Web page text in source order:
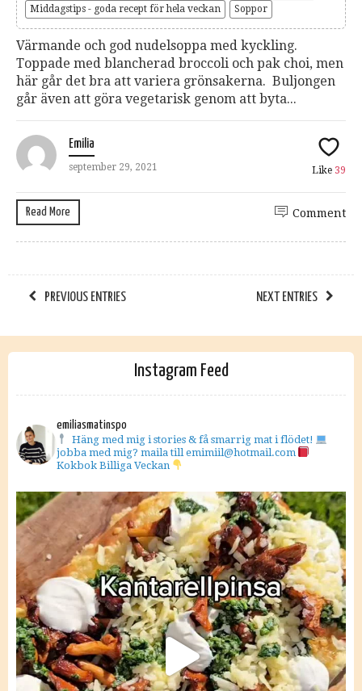
Middagstips - goda recept för hela veckan
Soppor
Värmande och god nudelsoppa med kyckling.
Toppade med blancherad broccoli och pak choi, men
här går det bra att variera grönsakerna. Buljongen
går även att göra vegetarisk genom att byta...
Emilia
september 29, 2021 Like 39
Read More Comment
PREVIOUS ENTRIES NEXT ENTRIES
Instagram Feed
emiliasmatinspo
Häng med mig i stories & få smarrig mat i flödet!
jobba med mig? maila till emimiil@hotmail.com
Kokbok Billiga Veckan